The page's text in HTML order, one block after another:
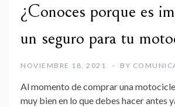
¿Conoces porque es
un seguro para tu
NOVIEMBRE 18, 2021 BY
Al momento de comprar una
muy bien en lo que debes hacer antes